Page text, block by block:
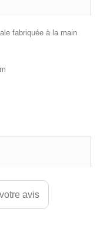
fabriquée à la main
avis